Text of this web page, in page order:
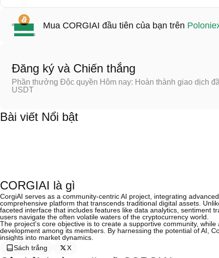
Mua CORGIAI đầu tiên của bạn trên
Đăng ký và Chiến thắng
Phần thưởng Độc quyền Hôm nay: Hoàn thành giao dịch
USDT
Bài viết Nổi bật
CORGIAI là gì
CorgiAI serves as a community-centric AI project, integrating
comprehensive platform that transcends traditional digital assets.
faceted interface that includes features like data analytics, sentiment
users navigate the often volatile waters of the cryptocurrency world.
The project's core objective is to create a supportive community,
development among its members. By harnessing the potential of AI,
insights into market dynamics.
Sách trắng
X